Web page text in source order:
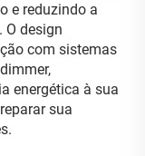
e reduzindo a
O design
com sistemas
energética à sua
sua